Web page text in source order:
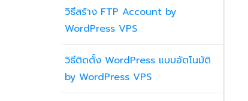
วิธีสร้าง FTP Account by
WordPress VPS
วิธีติดตั้ง WordPress แบบอัตโนมัติ
by WordPress VPS